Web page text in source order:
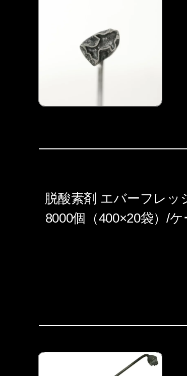
脱酸素剤 エバーフレッ
8000個（400×20袋）/